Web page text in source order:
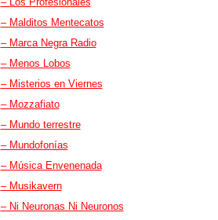
– Malditos Mentecatos
– Marca Negra Radio
– Menos Lobos
– Misterios en Viernes
– Mozzafiato
– Mundo terrestre
– Mundofonías
– Música Envenenada
– Musikavern
– Ni Neuronas Ni Neuronos